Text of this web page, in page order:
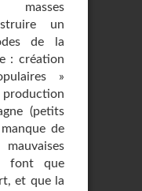
masses
un
de la
: création
»
(petits
de
font que
et que la